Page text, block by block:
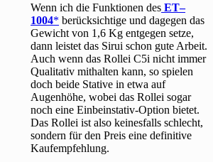
Wenn ich die Funktionen des ET–
1004
berücksichtige und dagegen das
Gewicht von 1,6 Kg entgegen setze,
dann leistet das Sirui schon gute Arbeit.
Auch wenn das Rollei C5i nicht immer
Qualitativ mithalten kann, so spielen
doch beide Stative in etwa auf
Augenhöhe, wobei das Rollei sogar
noch eine Einbeinstativ-Option bietet.
Das Rollei ist also keinesfalls schlecht,
sondern für den Preis eine definitive
Kaufempfehlung.